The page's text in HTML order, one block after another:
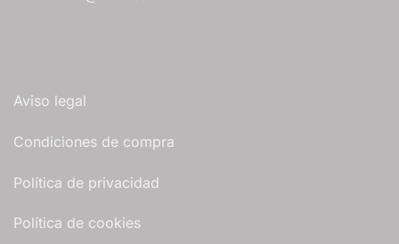
Aviso legal
Condiciones de compra
Política de privacidad
Política de cookies